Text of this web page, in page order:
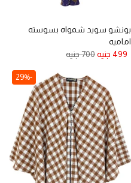
بونشو سويد شمواه بسوسته
اماميه
499 جنيه
700 جنيه
-29%